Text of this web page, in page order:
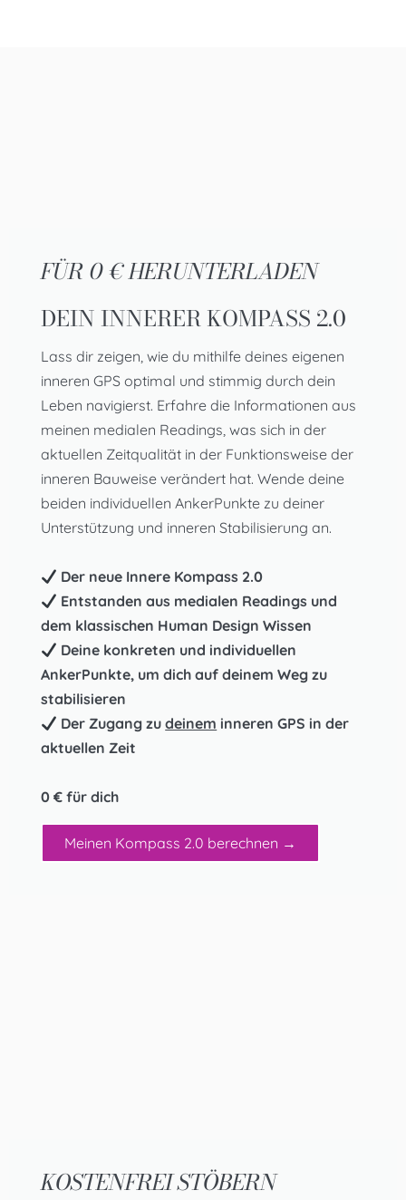
FÜR 0 € HERUNTERLADEN
DEIN INNERER KOMPASS 2.0
Lass dir zeigen, wie du mithilfe deines eigenen
inneren GPS optimal und stimmig durch dein
Leben navigierst. Erfahre die Informationen aus
meinen medialen Readings, was sich in der
aktuellen Zeitqualität in der Funktionsweise der
inneren Bauweise verändert hat. Wende deine
beiden individuellen AnkerPunkte zu deiner
Unterstützung und inneren Stabilisierung an.
Der neue Innere Kompass 2.0
Entstanden aus medialen Readings und
dem klassischen Human Design Wissen
Deine konkreten und individuellen
AnkerPunkte, um dich auf deinem Weg zu
stabilisieren
Der Zugang zudeinem inneren GPS in der
aktuellen Zeit
0 € für dich
Meinen Kompass 2.0 berechnen →
KOSTENFREI STÖBERN